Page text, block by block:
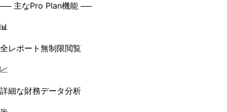
── 主なPro Plan機能 ──
📊
全レポート無制限閲覧
📈
詳細な財務データ分析